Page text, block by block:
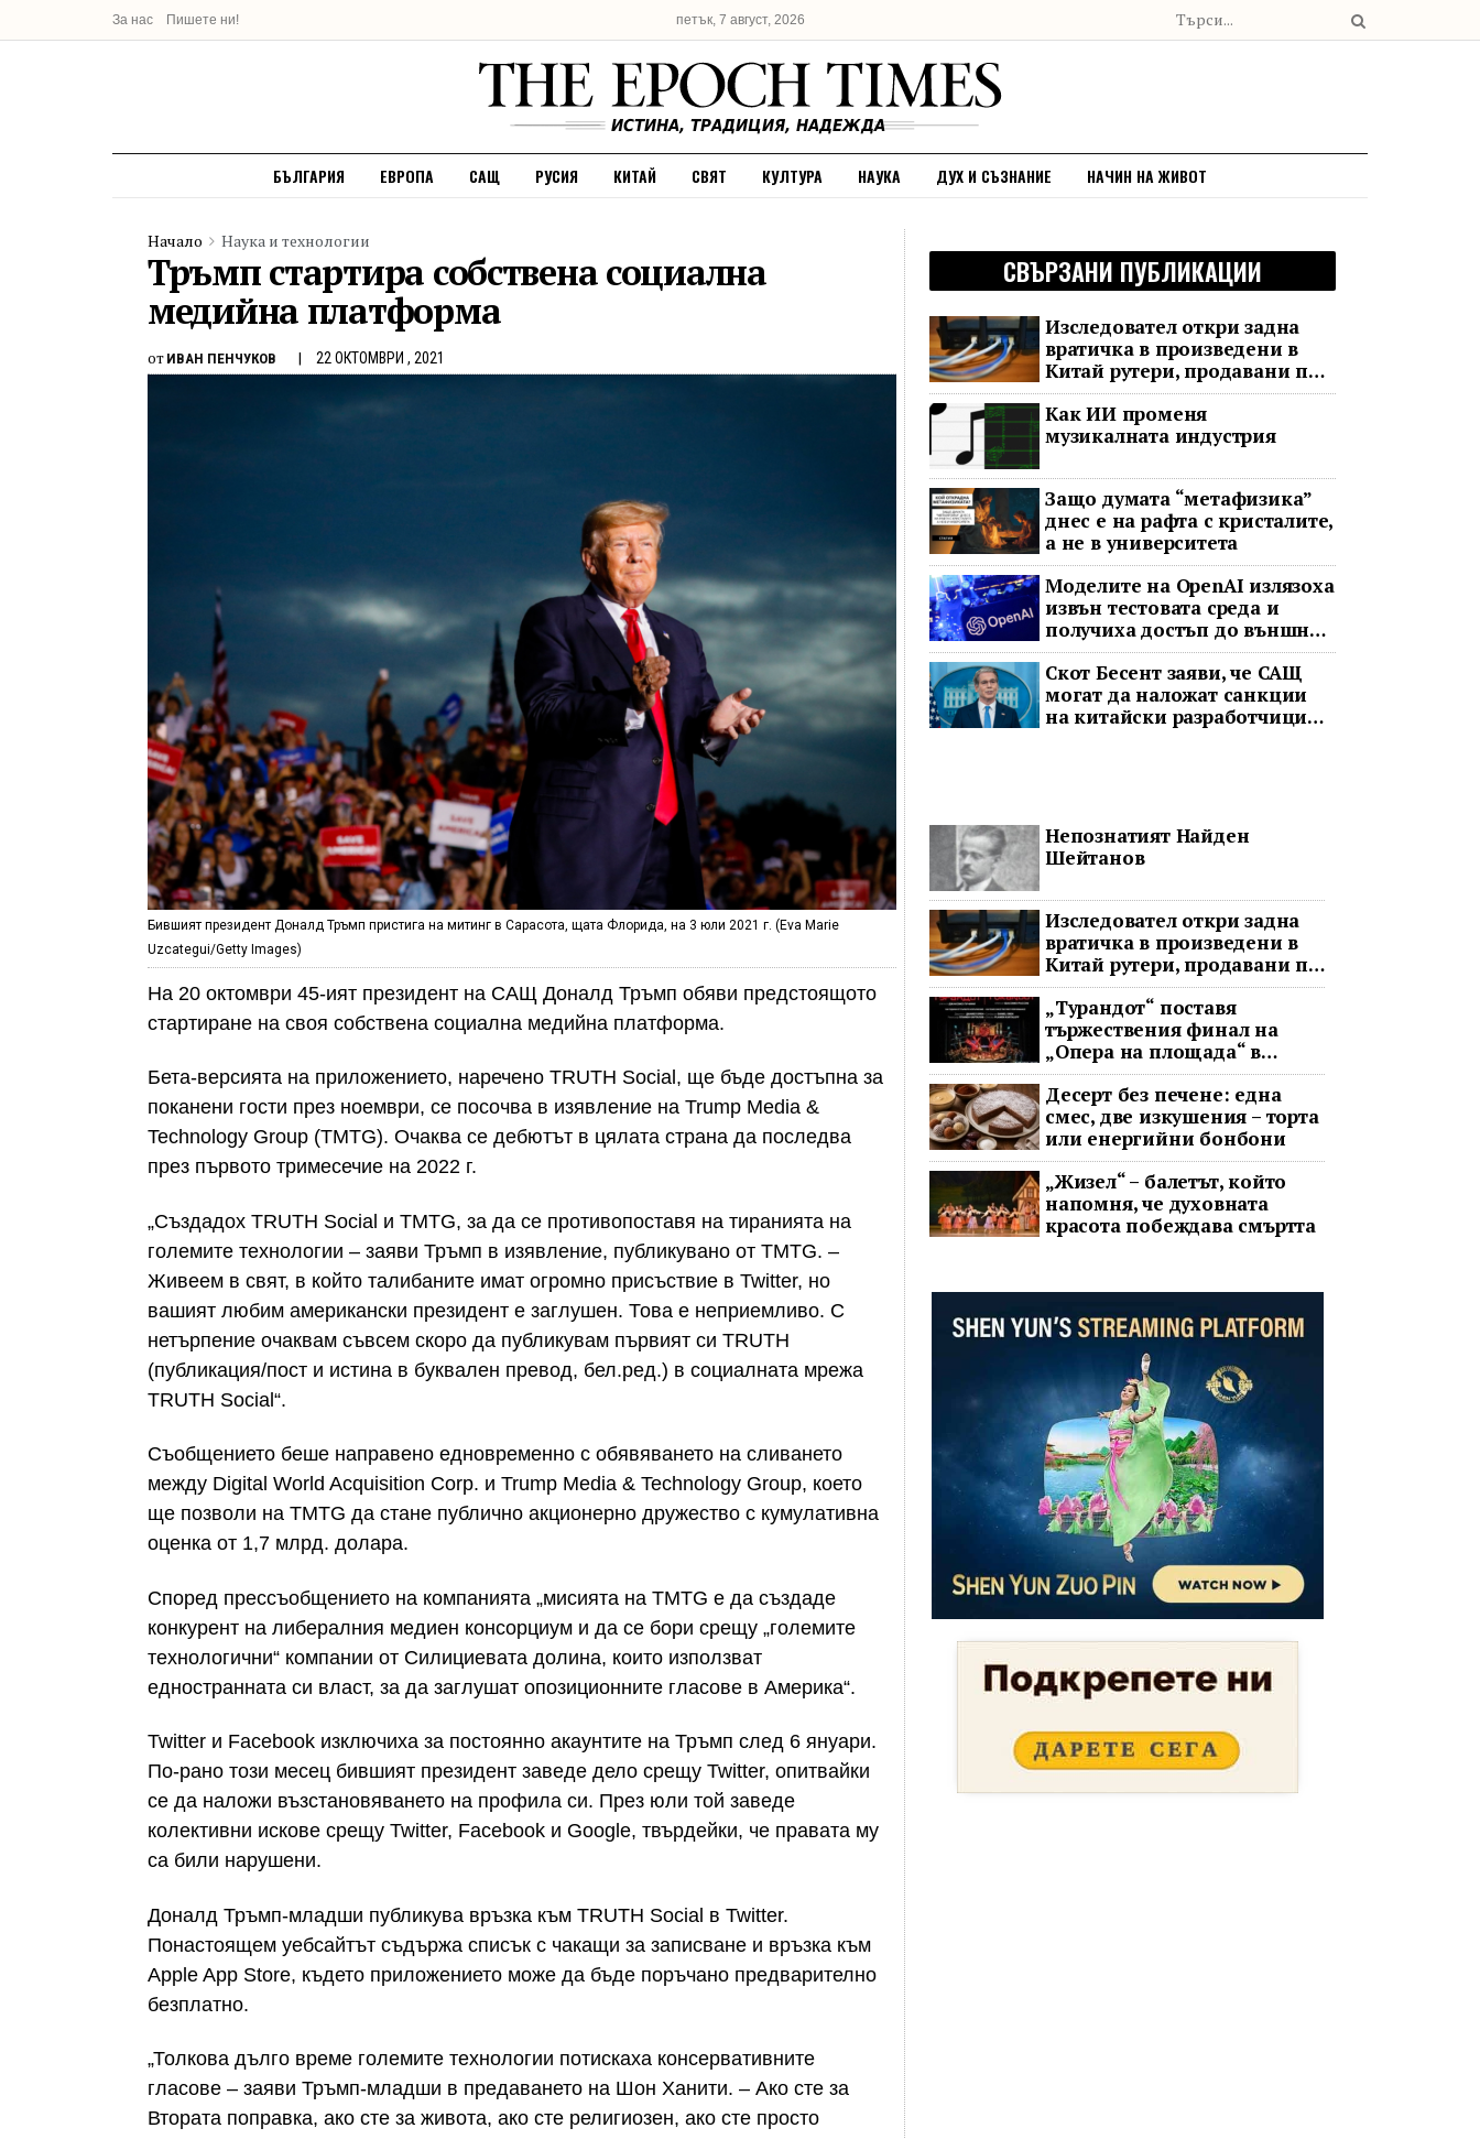
За нас Пишете ни! петък, 7 август, 2026
БЪЛГАРИЯ ЕВРОПА САЩ РУСИЯ КИТАЙ СВЯТ КУЛТУРА НАУКА ДУХ И СЪЗНАНИЕ НАЧИН НА ЖИВОТ
Начало Наука и технологии
Тръмп стартира собствена социална
медийна платформа
от ИВАН ПЕНЧУКОВ 22 ОКТОМВРИ , 2021
Бившият президент Доналд Тръмп пристига на митинг в Сарасота, щата Флорида, на 3 юли 2021 г. (Eva Marie
Uzcategui/Getty Images)
На 20 октомври 45-ият президент на САЩ Доналд Тръмп обяви предстоящото
стартиране на своя собствена социална медийна платформа.
Бета-версията на приложението, наречено TRUTH Social, ще бъде достъпна за
поканени гости през ноември, се посочва в изявление на Trump Media &
Technology Group (TMTG). Очаква се дебютът в цялата страна да последва
през първото тримесечие на 2022 г.
„Създадох TRUTH Social и TMTG, за да се противопоставя на тиранията на
големите технологии – заяви Тръмп в изявление, публикувано от TMTG. –
Живеем в свят, в който талибаните имат огромно присъствие в Twitter, но
вашият любим американски президент е заглушен. Това е неприемливо. С
нетърпение очаквам съвсем скоро да публикувам първият си TRUTH
(публикация/пост и истина в буквален превод, бел.ред.) в социалната мрежа
TRUTH Social“.
Съобщението беше направено едновременно с обявяването на сливането
между Digital World Acquisition Corp. и Trump Media & Technology Group, което
ще позволи на TMTG да стане публично акционерно дружество с кумулативна
оценка от 1,7 млрд. долара.
Според прессъобщението на компанията „мисията на TMTG е да създаде
конкурент на либералния медиен консорциум и да се бори срещу „големите
технологични“ компании от Силициевата долина, които използват
едностранната си власт, за да заглушат опозиционните гласове в Америка“.
Twitter и Facebook изключиха за постоянно акаунтите на Тръмп след 6 януари.
По-рано този месец бившият президент заведе дело срещу Twitter, опитвайки
се да наложи възстановяването на профила си. През юли той заведе
колективни искове срещу Twitter, Facebook и Google, твърдейки, че правата му
са били нарушени.
Доналд Тръмп-младши публикува връзка към TRUTH Social в Twitter.
Понастоящем уебсайтът съдържа списък с чакащи за записване и връзка към
Apple App Store, където приложението може да бъде поръчано предварително
безплатно.
„Толкова дълго време големите технологии потискаха консервативните
гласове – заяви Тръмп-младши в предаването на Шон Ханити. – Ако сте за
Втората поправка, ако сте за живота, ако сте религиозен, ако сте просто
СВЪРЗАНИ ПУБЛИКАЦИИ
Изследовател откри задна
вратичка в произведени в
Китай рутери, продавани по
целия свят
Как ИИ променя
музикалната индустрия
Защо думата “метафизика”
днес е на рафта с кристалите,
а не в университета
Моделите на OpenAI излязоха
извън тестовата среда и
получиха достъп до външни
акаунти
Скот Бесент заяви, че САЩ
могат да наложат санкции
на китайски разработчици
Непознатият Найден
Шейтанов
Изследовател откри задна
вратичка в произведени в
Китай рутери, продавани по
целия свят
„Турандот“ поставя
тържествения финал на
„Опера на площада“ в
София
Десерт без печене: една
смес, две изкушения – торта
или енергийни бонбони
„Жизел“ – балетът, който
напомня, че духовната
красота побеждава смъртта